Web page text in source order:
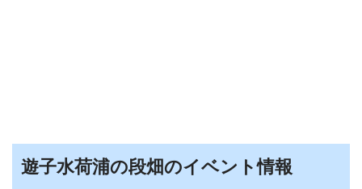
遊子水荷浦の段畑のイベント情報